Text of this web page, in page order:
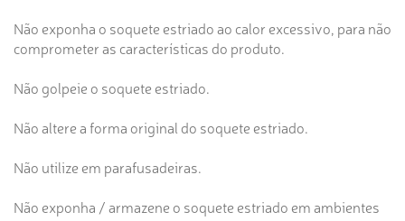
Não exponha o soquete estriado ao calor excessivo, para não
comprometer as características do produto.
Não golpeie o soquete estriado.
Não altere a forma original do soquete estriado.
Não utilize em parafusadeiras.
Não exponha / armazene o soquete estriado em ambientes